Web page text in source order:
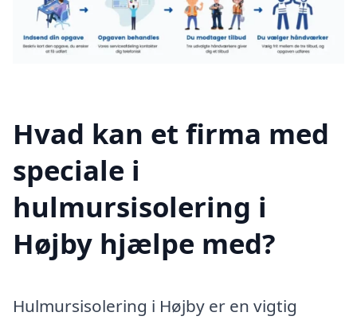
Hvad kan et firma med
speciale i
hulmursisolering i
Højby hjælpe med?
Hulmursisolering i Højby er en vigtig